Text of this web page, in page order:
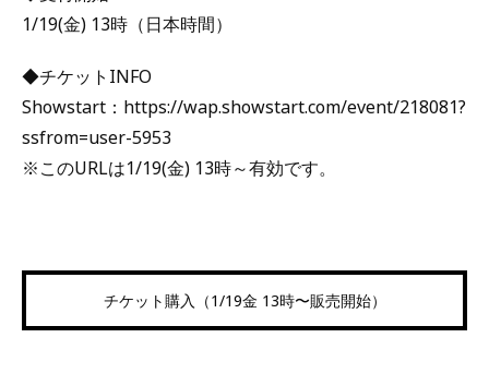
1/19(金) 13時（日本時間）
◆チケットINFO
Showstart：https://wap.showstart.com/event/218081?
ssfrom=user-5953
※このURLは1/19(金) 13時～有効です。
チケット購入（1/19金 13時〜販売開始）